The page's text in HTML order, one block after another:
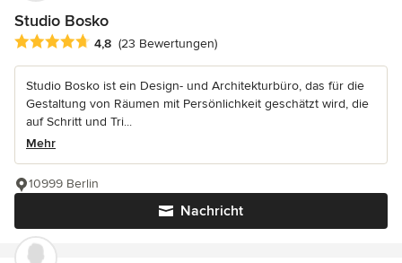
Studio Bosko
Durchschnittliche Bewertung: 4.8 von 5 Sternen
4,8 (23 Bewertungen)
Studio Bosko ist ein Design- und Architekturbüro, das für die
Gestaltung von Räumen mit Persönlichkeit geschätzt wird, die
auf Schritt und Tri...
Mehr
Nachricht
10999 Berlin